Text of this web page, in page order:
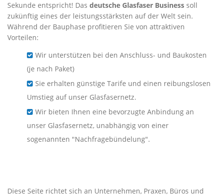
Sekunde entspricht! Das deutsche Glasfaser Business soll
zukünftig eines der leistungsstärksten auf der Welt sein.
Während der Bauphase profitieren Sie von attraktiven
Vorteilen:
Wir unterstützen bei den Anschluss- und Baukosten
(je nach Paket)
Sie erhalten günstige Tarife und einen reibungslosen
Umstieg auf unser Glasfasernetz.
Wir bieten Ihnen eine bevorzugte Anbindung an
unser Glasfasernetz, unabhängig von einer
sogenannten "Nachfragebündelung".
Diese Seite richtet sich an Unternehmen, Praxen, Büros und